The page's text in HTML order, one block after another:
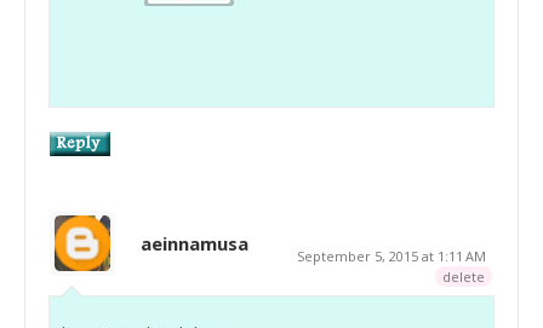
aeinnamusa
September 5, 2015 at 1:11 AM
delete